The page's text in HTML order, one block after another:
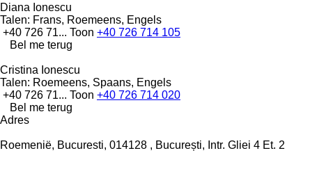
Diana Ionescu
Talen: Frans, Roemeens, Engels
+40 726 71... Toon +40 726 714 105
Bel me terug
Cristina Ionescu
Talen: Roemeens, Spaans, Engels
+40 726 71... Toon +40 726 714 020
Bel me terug
Adres
Roemenië, Bucuresti, 014128 , București, Intr. Gliei 4 Et. 2